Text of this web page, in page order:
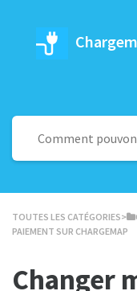
TOUTES LES CATÉGORIES​>​
PAIEMENT SUR CHARGEMAP
Changer